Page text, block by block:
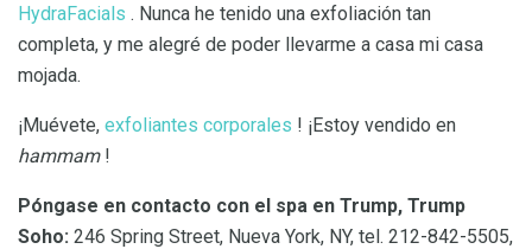
HydraFacials . Nunca he tenido una exfoliación tan
completa, y me alegré de poder llevarme a casa mi casa
mojada.
¡Muévete, exfoliantes corporales ! ¡Estoy vendido en
hammam!
Póngase en contacto con el spa en Trump, Trump
Soho: 246 Spring Street, Nueva York, NY, tel. 212-842-5505,